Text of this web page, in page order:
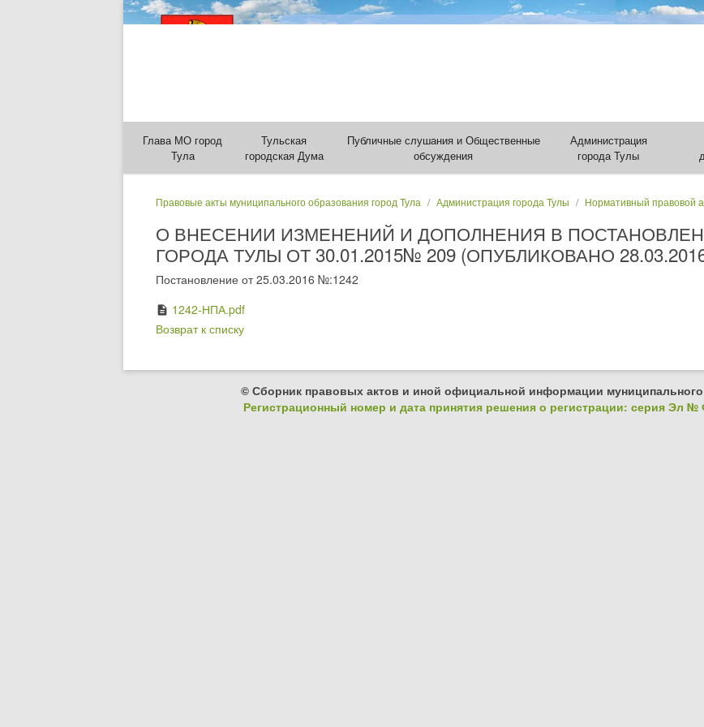
Глава МО город
Тула
Тульская
городская Дума
Публичные слушания и Общественные
обсуждения
Администрация
города Тулы
Правовые акты муниципального образования город Тула Администрация города Тулы Нормативный правовой
О ВНЕСЕНИИ ИЗМЕНЕНИЙ И ДОПОЛНЕНИЯ В
ГОРОДА ТУЛЫ ОТ 30.01.2015№ 209 (ОПУБЛИКОВАНО
Постановление от 25.03.2016 №:1242
description 1242-НПА.pdf
Возврат к списку
© Сборник правовых актов и иной официальной информации
Регистрационный номер и дата принятия решения о регистрации: серия Эл №